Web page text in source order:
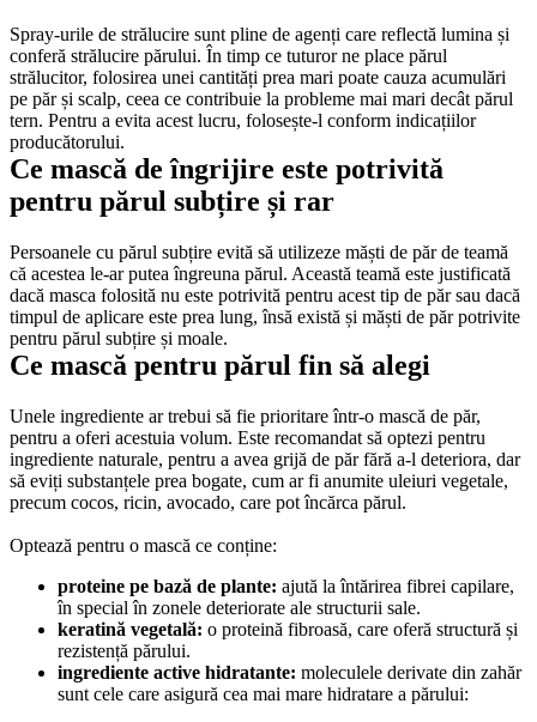
Spray-urile de strălucire sunt pline de agenți care reflectă lumina și
conferă strălucire părului. În timp ce tuturor ne place părul
strălucitor, folosirea unei cantități prea mari poate cauza acumulări
pe păr și scalp, ceea ce contribuie la probleme mai mari decât părul
tern. Pentru a evita acest lucru, folosește-l conform indicațiilor
producătorului.
Ce mască de îngrijire este potrivită
pentru părul subțire și rar
Persoanele cu părul subțire evită să utilizeze măști de păr de teamă
că acestea le-ar putea îngreuna părul. Această teamă este justificată
dacă masca folosită nu este potrivită pentru acest tip de păr sau dacă
timpul de aplicare este prea lung, însă există și măști de păr potrivite
pentru părul subțire și moale.
Ce mască pentru părul fin să alegi
Unele ingrediente ar trebui să fie prioritare într-o mască de păr,
pentru a oferi acestuia volum. Este recomandat să optezi pentru
ingrediente naturale, pentru a avea grijă de păr fără a-l deteriora, dar
să eviți substanțele prea bogate, cum ar fi anumite uleiuri vegetale,
precum cocos, ricin, avocado, care pot încărca părul.
Optează pentru o mască ce conține:
proteine pe bază de plante: ajută la întărirea fibrei capilare,
în special în zonele deteriorate ale structurii sale.
keratină vegetală: o proteină fibroasă, care oferă structură și
rezistență părului.
ingrediente active hidratante: moleculele derivate din zahăr
sunt cele care asigură cea mai mare hidratare a părului: